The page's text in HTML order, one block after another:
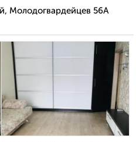
Молодогвардейцев 56А